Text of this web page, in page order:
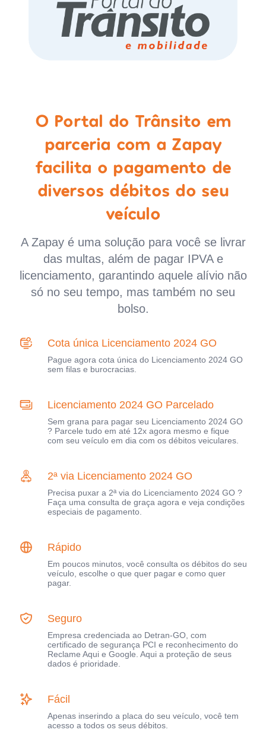
O Portal do Trânsito em
parceria com a Zapay
facilita o pagamento de
diversos débitos do seu
veículo
A Zapay é uma solução para você se livrar
das multas, além de pagar IPVA e
licenciamento, garantindo aquele alívio não
só no seu tempo, mas também no seu
bolso.
Cota única Licenciamento 2024 GO
Pague agora cota única do Licenciamento 2024 GO
sem filas e burocracias.
Licenciamento 2024 GO Parcelado
Sem grana para pagar seu Licenciamento 2024 GO
? Parcele tudo em até 12x agora mesmo e fique
com seu veículo em dia com os débitos veiculares.
2ª via Licenciamento 2024 GO
Precisa puxar a 2ª via do Licenciamento 2024 GO ?
Faça uma consulta de graça agora e veja condições
especiais de pagamento.
Rápido
Em poucos minutos, você consulta os débitos do seu
veículo, escolhe o que quer pagar e como quer
pagar.
Seguro
Empresa credenciada ao Detran-GO, com
certificado de segurança PCI e reconhecimento do
Reclame Aqui e Google. Aqui a proteção de seus
dados é prioridade.
Fácil
Apenas inserindo a placa do seu veículo, você tem
acesso a todos os seus débitos.